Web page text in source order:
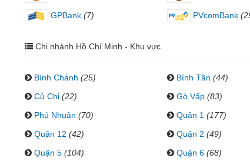
GPBank (7) PVcomBank
Chi nhánh Hồ Chí Minh - Khu vực
Bình Chánh (25) Bình Tân (44)
Củ Chi (22) Gò Vấp (83)
Phú Nhuận (70) Quận 1 (177)
Quận 12 (42) Quận 2 (49)
Quận 5 (104) Quận 6 (68)